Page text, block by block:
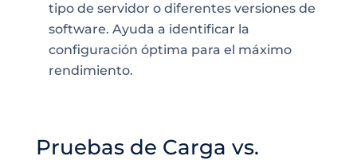
tipo de servidor o diferentes versiones de
software. Ayuda a identificar la
configuración óptima para el máximo
rendimiento.
Pruebas de Carga vs.